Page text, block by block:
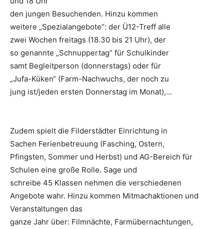
den jungen Besuchenden. Hinzu kommen
weitere „Spezialangebote“: der Ü12-Treff alle
zwei Wochen freitags (18.30 bis 21 Uhr), der
so genannte „Schnuppertag“ für Schulkinder
samt Begleitperson (donnerstags) oder für
„Jufa-Küken“ (Farm-Nachwuchs, der noch zu
jung ist/jeden ersten Donnerstag im Monat),…
Zudem spielt die Filderstädter Einrichtung in
Sachen Ferienbetreuung (Fasching, Ostern,
Pfingsten, Sommer und Herbst) und AG-Bereich für
Schulen eine große Rolle. Sage und
schreibe 45 Klassen nehmen die verschiedenen
Angebote wahr. Hinzu kommen Mitmachaktionen und
Veranstaltungen das
ganze Jahr über: Filmnächte, Farmübernachtungen,